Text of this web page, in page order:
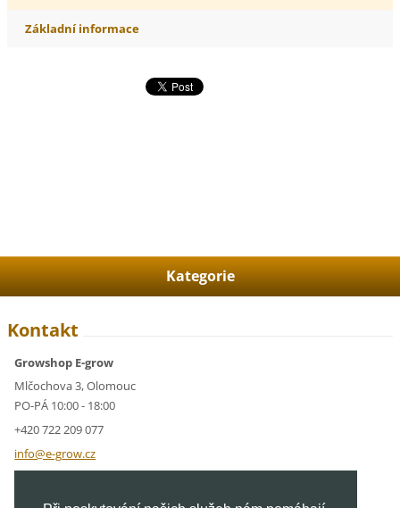
Základní informace
Kategorie
Kontakt
Growshop E-grow
Mlčochova 3, Olomouc
PO-PÁ 10:00 - 18:00
+420 722 209 077
info@e-grow.cz
IČ: 05928591